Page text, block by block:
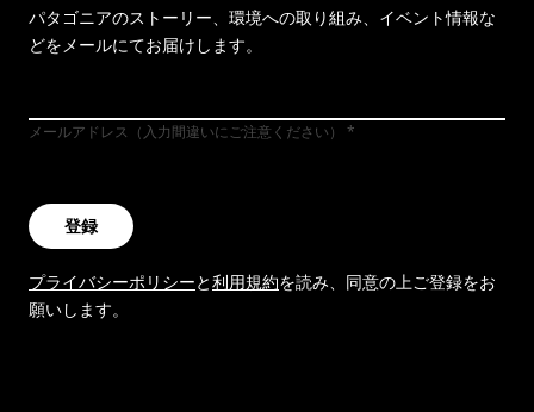
パタゴニアのストーリー、環境への取り組み、イベント情報な
どをメールにてお届けします。
メールアドレス（入力間違いにご注意ください）
登録
プライバシーポリシーと利用規約を読み、同意の上ご登録をお
願いします。